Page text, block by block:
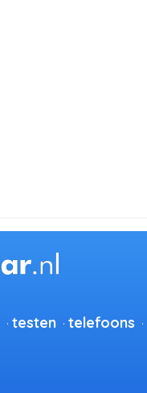
testen telefoons